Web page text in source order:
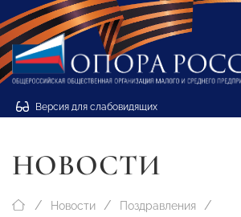
Версия для слабовидящих
НОВОСТИ
Новости Поздравления